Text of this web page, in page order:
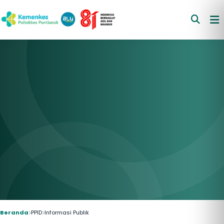
Beranda PPID Informasi Publik